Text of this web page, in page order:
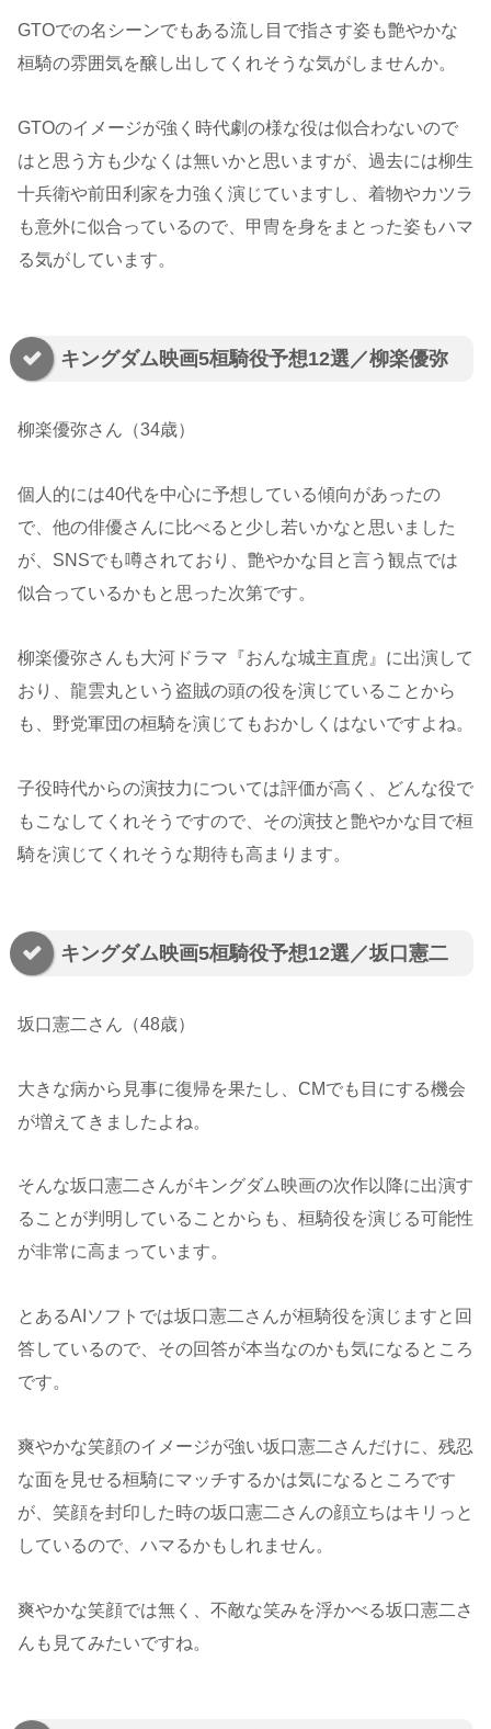
GTOでの名シーンでもある流し目で指さす姿も艶やかな
桓騎の雰囲気を醸し出してくれそうな気がしませんか。
GTOのイメージが強く時代劇の様な役は似合わないので
はと思う方も少なくは無いかと思いますが、過去には柳生
十兵衛や前田利家を力強く演じていますし、着物やカツラ
も意外に似合っているので、甲冑を身をまとった姿もハマ
る気がしています。
キングダム映画5桓騎役予想12選／柳楽優弥
柳楽優弥さん（34歳）
個人的には40代を中心に予想している傾向があったの
で、他の俳優さんに比べると少し若いかなと思いました
が、SNSでも噂されており、艶やかな目と言う観点では
似合っているかもと思った次第です。
柳楽優弥さんも大河ドラマ『おんな城主直虎』に出演して
おり、龍雲丸という盗賊の頭の役を演じていることから
も、野党軍団の桓騎を演じてもおかしくはないですよね。
子役時代からの演技力については評価が高く、どんな役で
もこなしてくれそうですので、その演技と艶やかな目で桓
騎を演じてくれそうな期待も高まります。
キングダム映画5桓騎役予想12選／坂口憲二
坂口憲二さん（48歳）
大きな病から見事に復帰を果たし、CMでも目にする機会
が増えてきましたよね。
そんな坂口憲二さんがキングダム映画の次作以降に出演す
ることが判明していることからも、桓騎役を演じる可能性
が非常に高まっています。
とあるAIソフトでは坂口憲二さんが桓騎役を演じますと回
答しているので、その回答が本当なのかも気になるところ
です。
爽やかな笑顔のイメージが強い坂口憲二さんだけに、残忍
な面を見せる桓騎にマッチするかは気になるところです
が、笑顔を封印した時の坂口憲二さんの顔立ちはキリっと
しているので、ハマるかもしれません。
爽やかな笑顔では無く、不敵な笑みを浮かべる坂口憲二さ
んも見てみたいですね。